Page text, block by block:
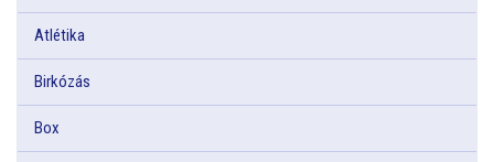
Atlétika
Birkózás
Box